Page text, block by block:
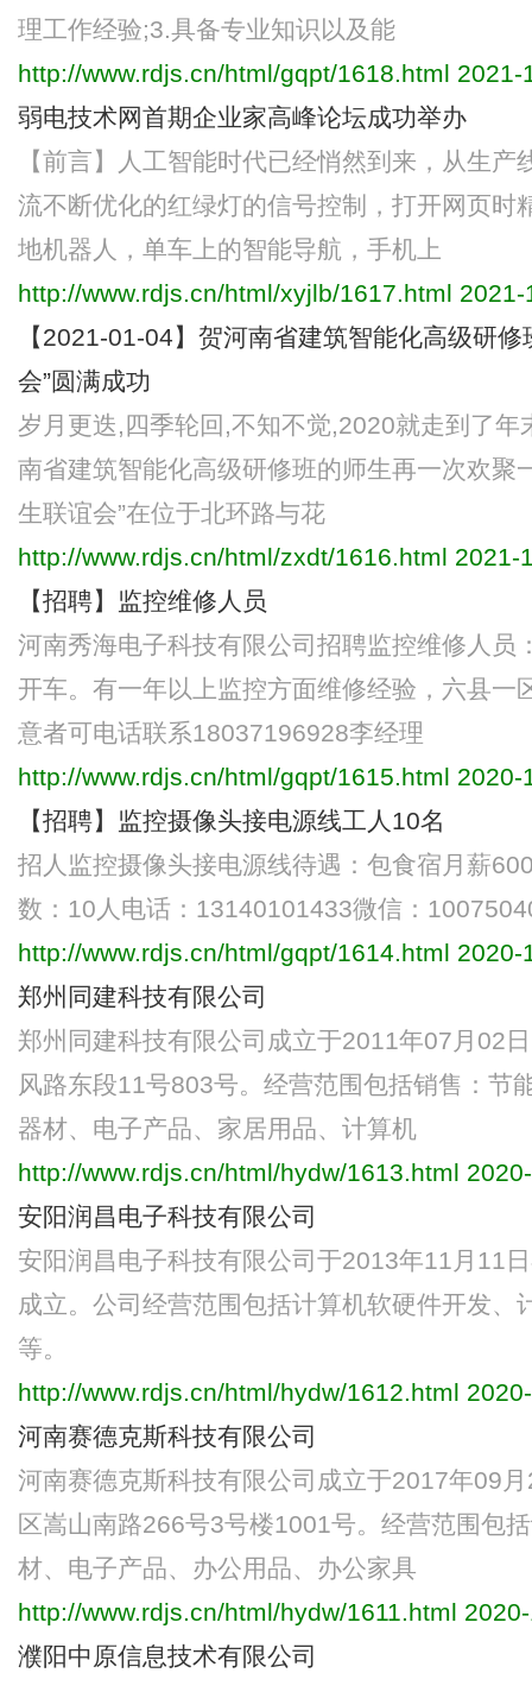
理工作经验;3.具备专业知识以及能
http://www.rdjs.cn/html/gqpt/1618.html 2021-
弱电技术网首期企业家高峰论坛成功举办
【前言】人工智能时代已经悄然到来，从生
流不断优化的红绿灯的信号控制，打开网页时
地机器人，单车上的智能导航，手机上
http://www.rdjs.cn/html/xyjlb/1617.html 2021-
【2021-01-04】贺河南省建筑智能化高级研
会”圆满成功
岁月更迭,四季轮回,不知不觉,2020就走到了
南省建筑智能化高级研修班的师生再一次欢聚
生联谊会”在位于北环路与花
http://www.rdjs.cn/html/zxdt/1616.html 2021-
【招聘】监控维修人员
河南秀海电子科技有限公司招聘监控维修人员
开车。有一年以上监控方面维修经验，六县一
意者可电话联系18037196928李经理
http://www.rdjs.cn/html/gqpt/1615.html 2020-
【招聘】监控摄像头接电源线工人10名
招人监控摄像头接电源线待遇：包食宿月薪
数：10人电话：13140101433微信：
http://www.rdjs.cn/html/gqpt/1614.html 2020-
郑州同建科技有限公司
郑州同建科技有限公司成立于2011年07月02
风路东段11号803号。经营范围包括销售：节
器材、电子产品、家居用品、计算机
http://www.rdjs.cn/html/hydw/1613.html
安阳润昌电子科技有限公司
安阳润昌电子科技有限公司于2013年11月11
成立。公司经营范围包括计算机软硬件开发、
等。
http://www.rdjs.cn/html/hydw/1612.html
河南赛德克斯科技有限公司
河南赛德克斯科技有限公司成立于2017年09
区嵩山南路266号3号楼1001号。经营范围包
材、电子产品、办公用品、办公家具
http://www.rdjs.cn/html/hydw/1611.html
濮阳中原信息技术有限公司